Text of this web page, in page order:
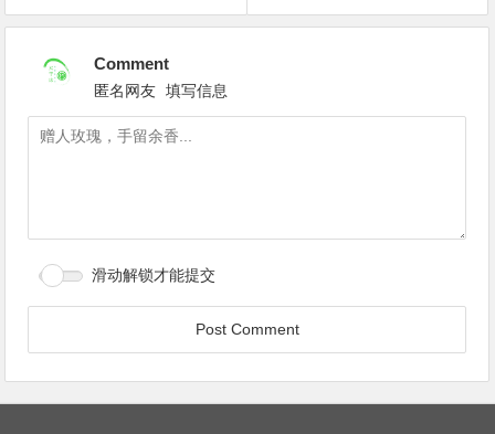
Comment
匿名网友 填写信息
滑动解锁才能提交